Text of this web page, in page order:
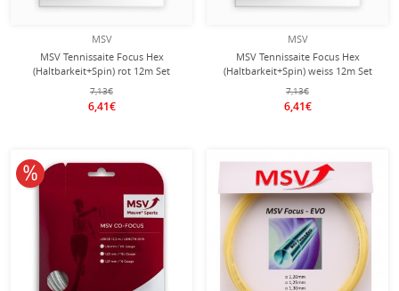
MSV
MSV Tennissaite Focus Hex
(Haltbarkeit+Spin) rot 12m Set
7,13€
6,41€
MSV
MSV Tennissaite Focus Hex
(Haltbarkeit+Spin) weiss 12m Set
7,13€
6,41€
10% reduziert